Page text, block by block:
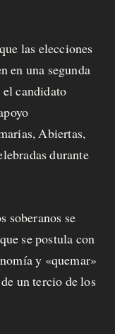
las elecciones
en una segunda
el candidato
Abiertas,
durante
soberanos se
se postula con
y «quemar»
un tercio de los